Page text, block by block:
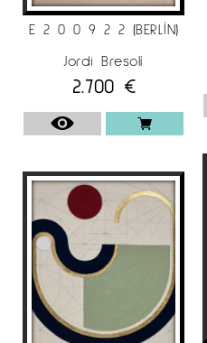
E 2 0 0 9 2 2 (BERLÍN)
Jordi Bresolí
2.700 €